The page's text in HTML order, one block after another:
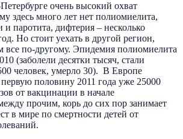
очень высокий охват
здесь много лет нет полиомиелита,
и паротита, дифтерия – несколько
Но стоит уехать в другой регион,
все по-другому. Эпидемия полиомиелита
(заболели десятки тысяч, стали
человек, умерло 30). В Европе
половину 2011 года уже 25000
от вакцинации в начале
прочим, корь до сих пор занимает
в мире по смертности детей от